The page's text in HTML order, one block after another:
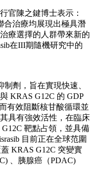
官陳之鍵博士表示：
合治療均展現出極具潛
療選擇的人群帶來新的
在III期隨機研究中的
制劑，旨在實現快速、
KRAS G12C 的 GDP
有效阻斷核甘酸循環並
具有強效活性，在臨床
靶點占領，並具備
目前正在全球范圍
KRAS G12C 突變實
、胰腺癌（PDAC)